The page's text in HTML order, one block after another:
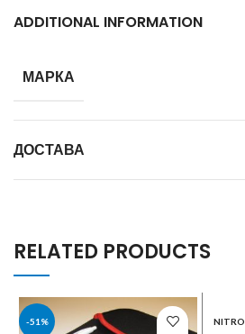
ADDITIONAL INFORMATION
МАРКА
ДОСТАВА
RELATED PRODUCTS
-51% NITRO